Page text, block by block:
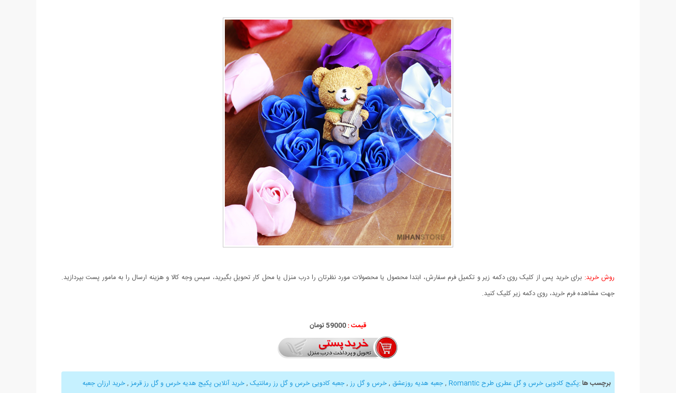
روش خرید: برای خرید پس از کلیک روی دکمه زیر و تکمیل فرم سفارش، ابتدا محصول یا محصولات مورد نظرتان را درب منزل یا محل کار تحویل بگیرید، سپس وجه کالا و هزینه ارسال را به مامور پست بپردازید.
جهت مشاهده فرم خرید، روی دکمه زیر کلیک کنید.
قیمت : 59000 تومان
برچسب ها:پکیج کادویی خرس و گل عطری طرح Romantic ,جعبه هدیه روزعشق ,خرس و گل رز ,جعبه کادویی خرس و گل رز رمانتیک ,خرید آنلاین پکیج هدیه خرس و گل رز قرمز ,خرید ارزان جعبه